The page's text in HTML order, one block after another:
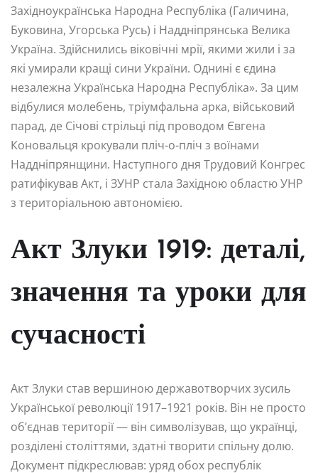
Західноукраїнська Народна Республіка (Галичина,
Буковина, Угорська Русь) і Наддніпрянська Велика
Україна. Здійснились віковічні мрії, якими жили і за
які умирали кращі сини України. Однині є єдина
незалежна Українська Народна Республіка». За цим
відбулися молебень, тріумфальна арка, військовий
парад, де Січові стрільці під проводом Євгена
Коновальця крокували пліч-о-пліч з воїнами
Наддніпрянщини. Наступного дня Трудовий Конгрес
ратифікував Акт, і ЗУНР стала Західною областю УНР
з територіальною автономією.
Акт Злуки 1919: деталі,
значення та уроки для
сучасності
Акт Злуки став вершиною державотворчих зусиль
Української революції 1917–1921 років. Він не просто
об’єднав території — він символізував, що українці,
розділені століттями, здатні творити спільну долю.
Документ підкреслював: уряд обох республік